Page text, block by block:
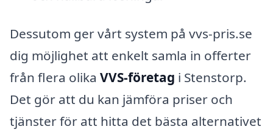
Dessutom ger vårt system på vvs-pris.se
dig möjlighet att enkelt samla in offerter
från flera olika VVS-företag i Stenstorp.
Det gör att du kan jämföra priser och
tjänster för att hitta det bästa alternativet